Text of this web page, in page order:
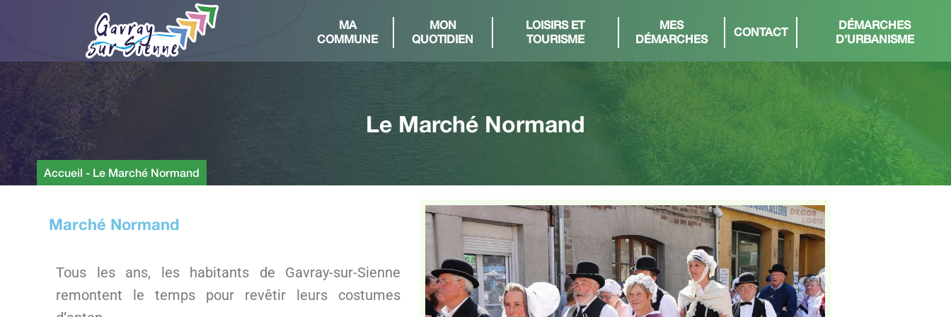
MA
COMMUNE
MON
QUOTIDIEN
LOISIRS ET
TOURISME
MES
DÉMARCHES
CONTACT
DÉMARCHES
D’URBANISME
Le Marché Normand
Accueil - Le Marché Normand
Marché Normand
Tous les ans, les habitants de Gavray-sur-Sienne
remontent le temps pour revêtir leurs costumes